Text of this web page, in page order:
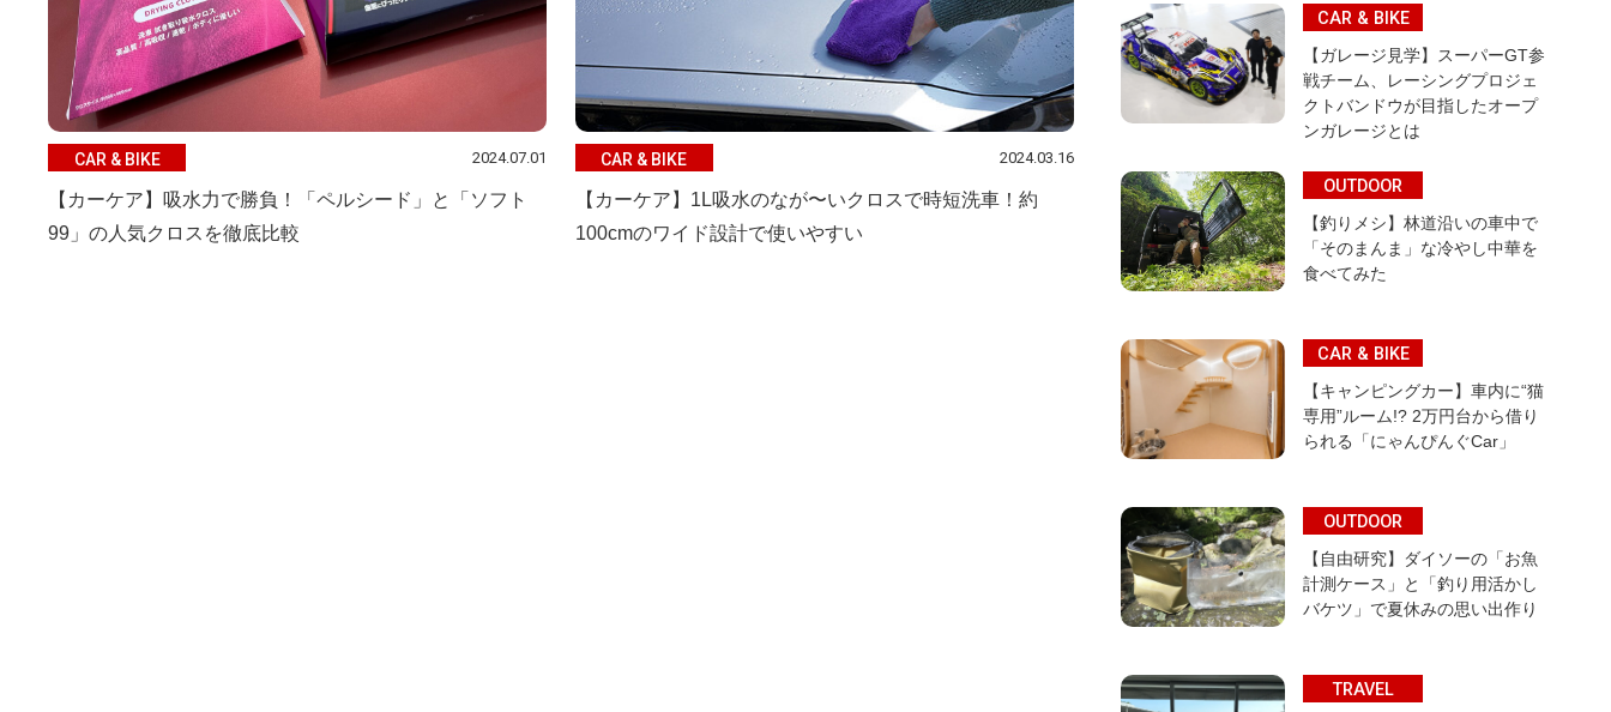
CAR & BIKE 2024.07.01
【カーケア】吸水力で勝負！「ペルシード」と「ソフト
99」の人気クロスを徹底比較
CAR & BIKE 2024.03.16
【カーケア】1L吸水のなが〜いクロスで時短洗車！約
100cmのワイド設計で使いやすい
CAR & BIKE
【ガレージ見学】スーパーGT参
戦チーム、レーシングプロジェ
クトバンドウが目指したオープ
ンガレージとは
OUTDOOR
【釣りメシ】林道沿いの車中で
「そのまんま」な冷やし中華を
食べてみた
CAR & BIKE
【キャンピングカー】車内に“猫
専用”ルーム!? 2万円台から借り
られる「にゃんぴんぐCar」
OUTDOOR
【自由研究】ダイソーの「お魚
計測ケース」と「釣り用活かし
バケツ」で夏休みの思い出作り
TRAVEL